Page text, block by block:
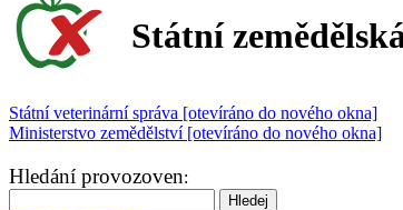
Státní
Státní veterinární správa [otevíráno do nového okna]
Ministerstvo zemědělství [otevíráno do nového okna]
Hledání provozoven: